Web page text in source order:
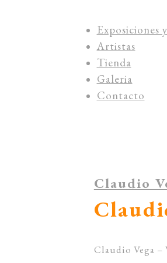
Exposiciones
Artistas
Tienda
Galeria
Contacto
Claudio
Claudio Vega –